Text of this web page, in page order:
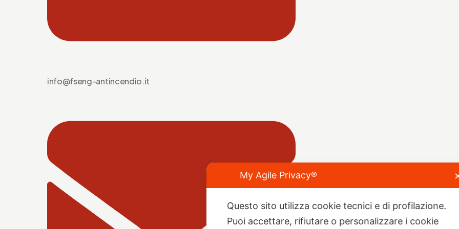
info@fseng-antincendio.it
My Agile Privacy®
Questo sito utilizza cookie tecnici e di profilazione.
Puoi accettare, rifiutare o personalizzare i cookie